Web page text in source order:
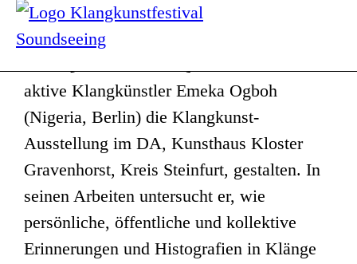
Mit seiner Soundart-Installation Chi dị
aktive Klangkünstler Emeka Ogboh
(Nigeria, Berlin) die Klangkunst-
Ausstellung im DA, Kunsthaus Kloster
Gravenhorst, Kreis Steinfurt, gestalten. In
seinen Arbeiten untersucht er, wie
persönliche, öffentliche und kollektive
Erinnerungen und Histografien in Klänge